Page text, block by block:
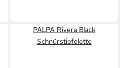
PALPA Rivera Black
Schnürstiefelette